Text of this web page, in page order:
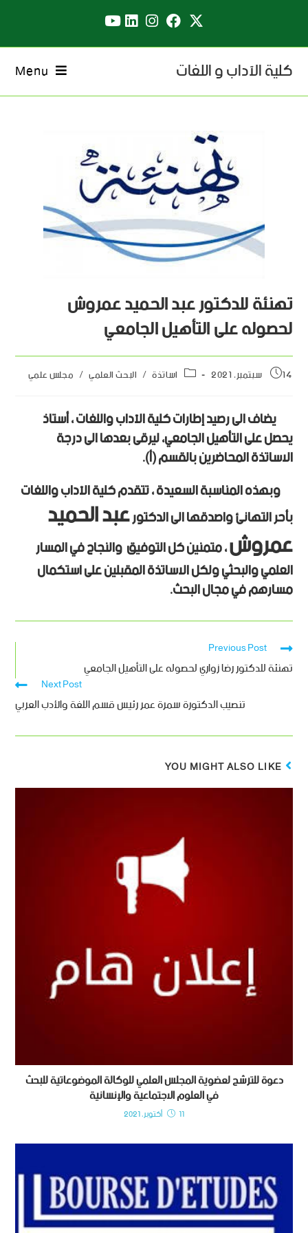
كلية الآداب و اللغات Menu
تهنئة للدكتور عبد الحميد عمروش
لحصوله على التأهيل الجامعي
14 سبتمبر، 2021 اساتذة / البحث العلمي / مجلس علمي
يضاف الى رصيد إطارات كلية الآداب واللغات ، أستاذ
يحصل على التأهيل الجامعي، ليرقى بعدها الى درجة
الاساتذة المحاضرين بالقسم (أ).
وبهذه المناسبة السعيدة ، تتقدم كلية الآداب واللغات
بأحر التهانئ واصدقها الى الدكتورعبد الحميد
عمروش، متمنين كل التوفيق والنجاح في المسار
العلمي والبحثي ولكل الاساتذة المقبلين على استكمال
مسارهم في مجال البحث.
Previous Post
تهنئة للدكتور رضا زواري لحصوله على التأهيل الجامعي
Next Post
تنصيب الدكتورة سمرة عمر رئيس قسم اللغة والأدب العربي
YOU MIGHT ALSO LIKE
دعوة للترشح لعضوية المجلس العلمي للوكالة الموضوعاتية للبحث
في العلوم الاجتماعية والإنسانية
11 أكتوبر، 2021